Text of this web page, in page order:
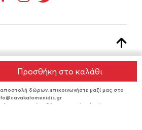
Προσθήκη στο καλάθι
δώρων, επικοινωνήστε μαζί μας στο
συσκευασίας δώρου στο checkout.
BY